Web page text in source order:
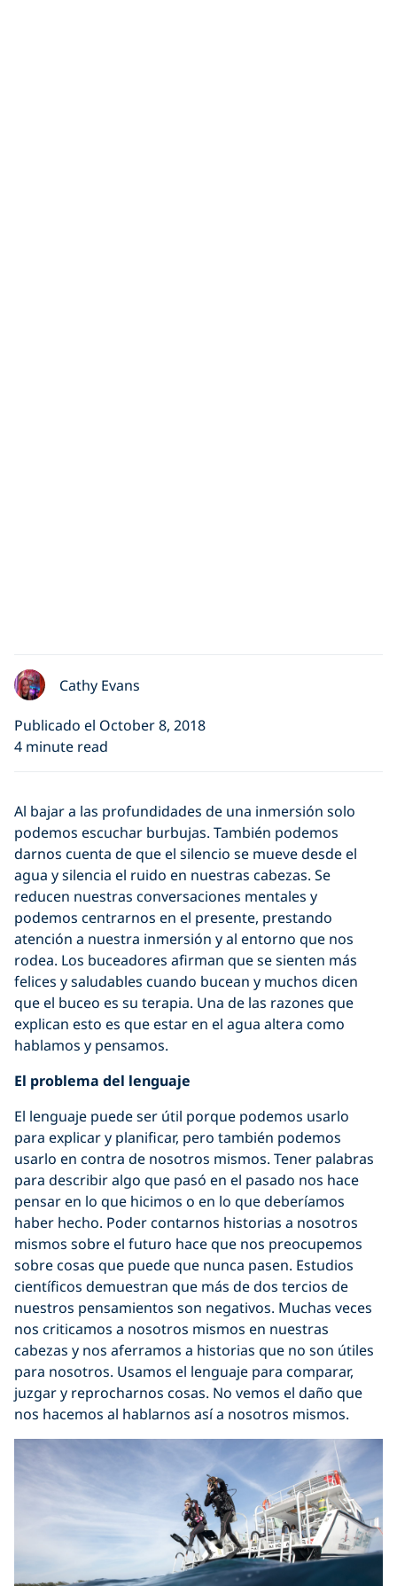
Cathy Evans
Publicado el October 8, 2018
4 minute read
Al bajar a las profundidades de una inmersión solo
podemos escuchar burbujas. También podemos
darnos cuenta de que el silencio se mueve desde el
agua y silencia el ruido en nuestras cabezas. Se
reducen nuestras conversaciones mentales y
podemos centrarnos en el presente, prestando
atención a nuestra inmersión y al entorno que nos
rodea. Los buceadores afirman que se sienten más
felices y saludables cuando bucean y muchos dicen
que el buceo es su terapia. Una de las razones que
explican esto es que estar en el agua altera como
hablamos y pensamos.
El problema del lenguaje
El lenguaje puede ser útil porque podemos usarlo
para explicar y planificar, pero también podemos
usarlo en contra de nosotros mismos. Tener palabras
para describir algo que pasó en el pasado nos hace
pensar en lo que hicimos o en lo que deberíamos
haber hecho. Poder contarnos historias a nosotros
mismos sobre el futuro hace que nos preocupemos
sobre cosas que puede que nunca pasen. Estudios
científicos demuestran que más de dos tercios de
nuestros pensamientos son negativos. Muchas veces
nos criticamos a nosotros mismos en nuestras
cabezas y nos aferramos a historias que no son útiles
para nosotros. Usamos el lenguaje para comparar,
juzgar y reprocharnos cosas. No vemos el daño que
nos hacemos al hablarnos así a nosotros mismos.